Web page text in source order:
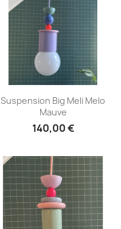
Aperçu rapide
Suspension Big Meli Melo
Mauve
140,00 €